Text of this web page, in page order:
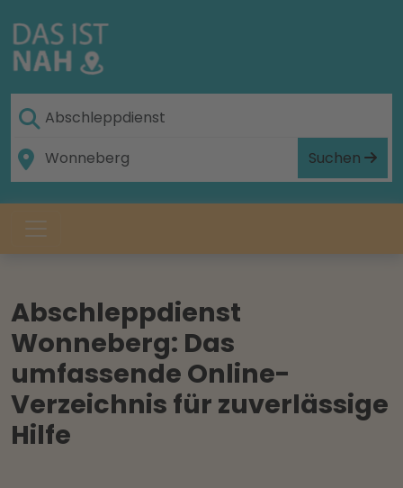
Suchen
Abschleppdienst
Wonneberg: Das
umfassende Online-
Verzeichnis für zuverlässige
Hilfe